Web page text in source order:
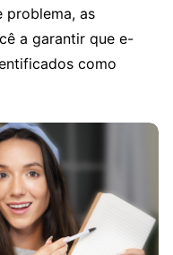
problema, as
a garantir que e-
como